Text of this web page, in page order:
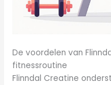
De voordelen van
fitnessroutine
Flinndal Creatine